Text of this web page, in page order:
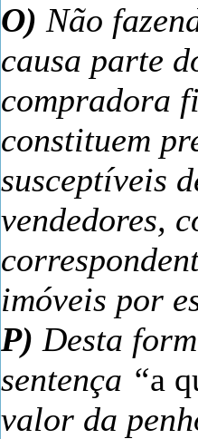
O) Não
causa parte
compradora
constituem
susceptíveis
vendedores,
imóveis por
P) Desta
sentença “a
valor da